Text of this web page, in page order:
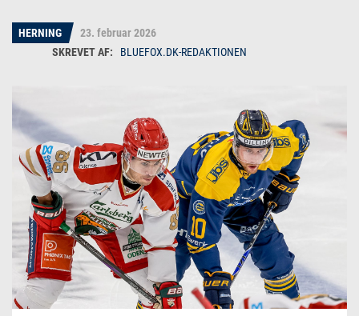
HERNING
23. februar 2026
BLUEFOX.DK-REDAKTIONEN